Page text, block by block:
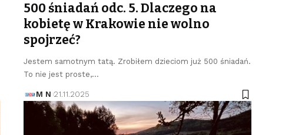
500 śniadań odc. 5. Dlaczego na
kobietę w Krakowie nie wolno
spojrzeć?
Jestem samotnym tatą. Zrobiłem dzieciom już 500 śniadań.
To nie jest proste,…
M N 21.11.2025